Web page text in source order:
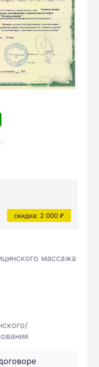
скидка: 2 000 ₽
массажа